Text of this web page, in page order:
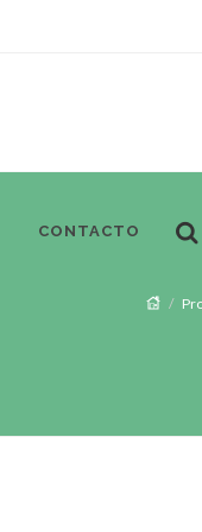
CONTACTO